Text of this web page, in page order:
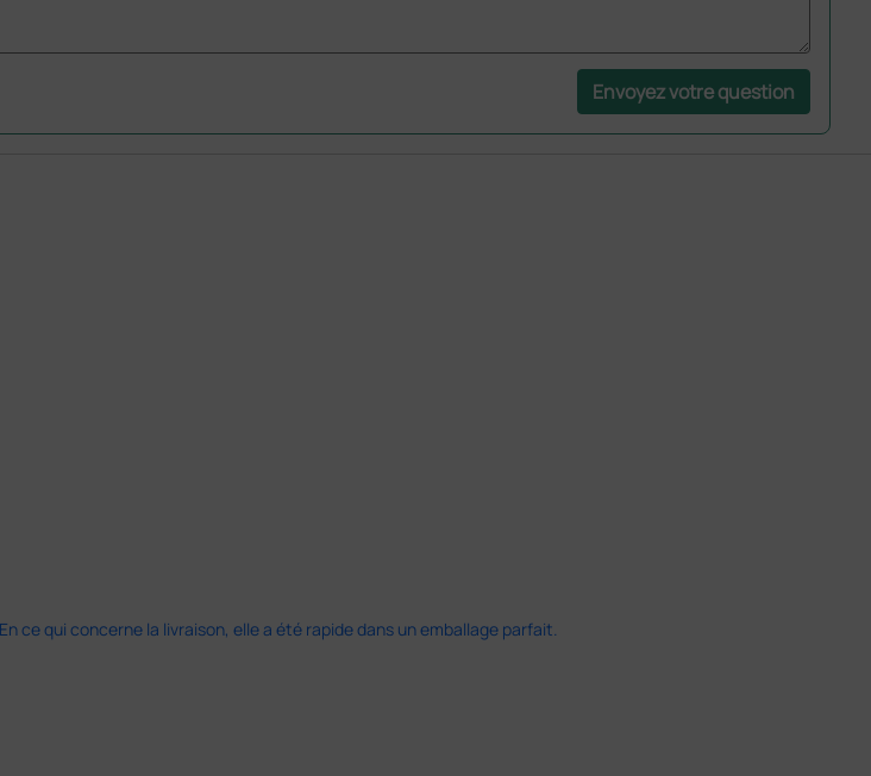
Envoyez votre question
ce qui concerne la livraison, elle a été rapide dans un emballage parfait.